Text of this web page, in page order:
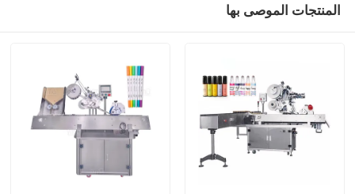
المنتجات الموصى بها